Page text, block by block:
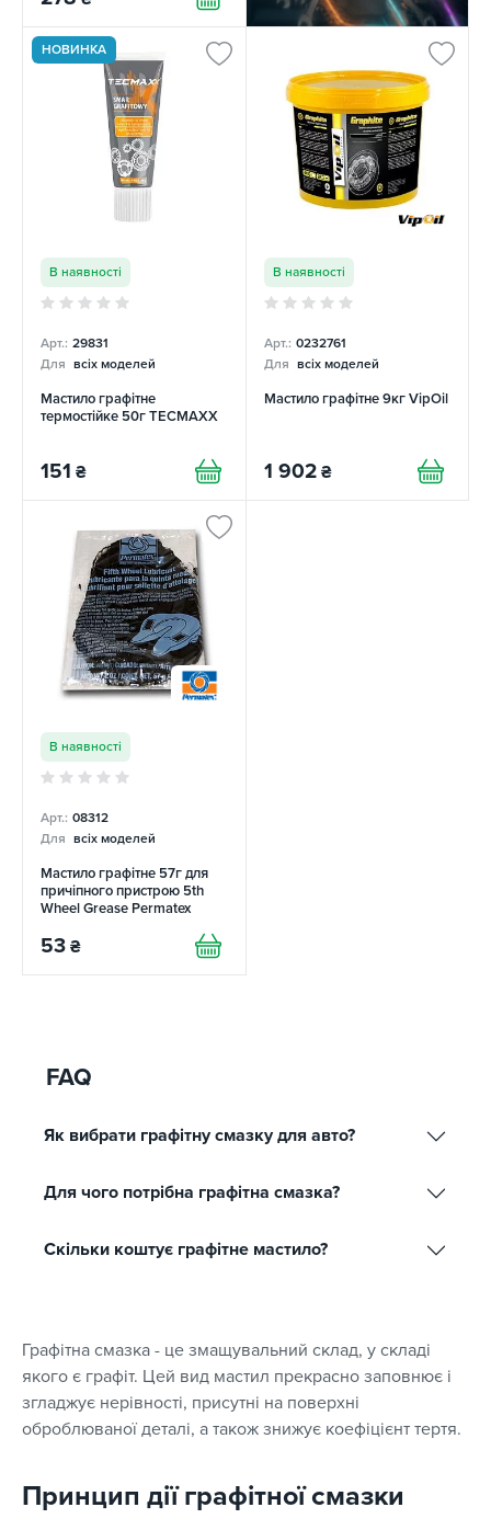
НОВИНКА
В наявності
Арт.: 29831
Для всіх моделей
Мастило графітне
термостійке 50г TECMAXX
151 ₴
В наявності
Арт.: 0232761
Для всіх моделей
Мастило графітне 9кг VipOil
1 902 ₴
В наявності
Арт.: 08312
Для всіх моделей
Мастило графітне 57г для
причіпного пристрою 5th
Wheel Grease Permatex
53 ₴
FAQ
Як вибрати графітну смазку для авто?
Для чого потрібна графітна смазка?
Скільки коштує графітне мастило?
Графітна смазка - це змащувальний склад, у складі
якого є графіт. Цей вид мастил прекрасно заповнює і
згладжує нерівності, присутні на поверхні
оброблюваної деталі, а також знижує коефіцієнт тертя.
Принцип дії графітної смазки